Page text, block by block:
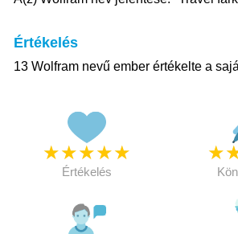
Értékelés
13 Wolfram nevű ember értékelte a
★★★★★
Értékelés
★